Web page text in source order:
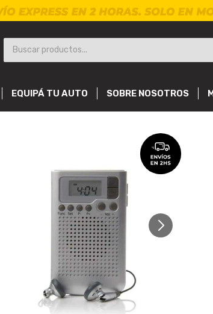
EQUIPÁ TU AUTO SOBRE NOSOTROS